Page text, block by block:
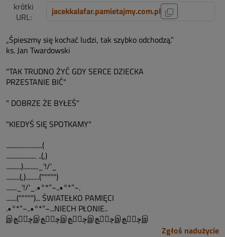
krótki
URL:
jacekkalafar.pamietajmy.com.pl
„Śpieszmy się kochać ludzi, tak szybko odchodzą.”
ks. Jan Twardowski
"TAK TRUDNO ŻYĆ GDY SERCE DZIECKA
PRZESTANIE BIĆ"
" DOBRZE ŻE BYŁEŚ"
"KIEDYŚ SIĘ SPOTKAMY"
........................(
.................... ..(,)
..........).........._'!/'_
.........(,).........(""""")
......._'!/'_.•°*”~..•°*”~.
.......(""""")... ŚWIATEŁKO PAMIĘCI
.•°*”~..•°*”~...NIECH PŁONIE..
இڿڰۣڿஇڿڰۣڿஇڿڰۣڿஇڿڰۣڿஇڿڰۣڿஇ
Zgłoś nadużycie